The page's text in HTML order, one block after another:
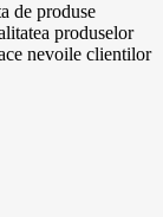
de produse
produselor
nevoile clientilor